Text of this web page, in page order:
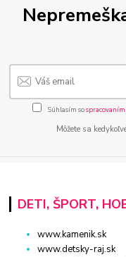
Súhlasím so
Môžete sa
DETI, ŠPORT,
www.kamenik.sk
www.detsky-raj.sk